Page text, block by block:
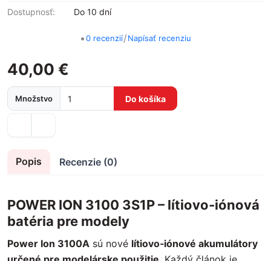
Dostupnosť: Do 10 dní
•0 recenzií/Napísať recenziu
40,00 €
Množstvo Do košíka
Popis Recenzie (0)
POWER ION 3100 3S1P– lítiovo‑iónová
batéria pre modely
Power Ion 3100A sú nové lítiovo‑iónové akumulátory